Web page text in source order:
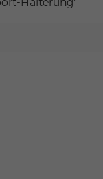
Halterung"